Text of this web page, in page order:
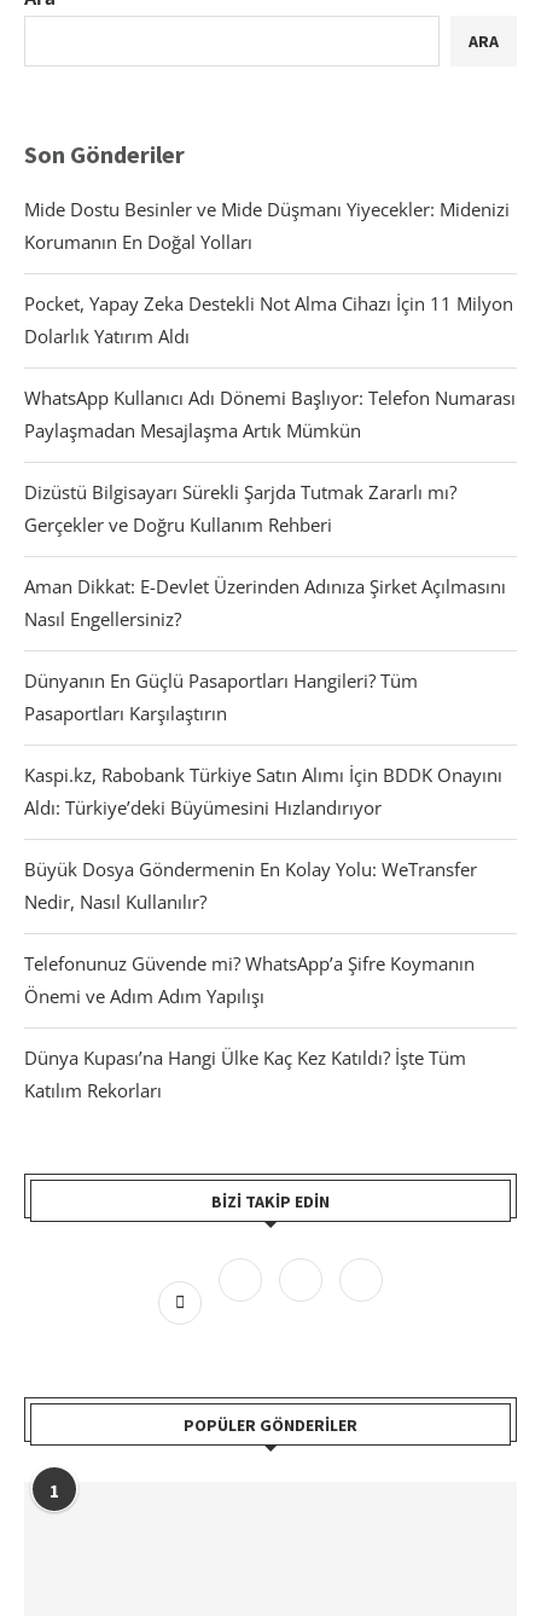
ARA
Son Gönderiler
Mide Dostu Besinler ve Mide Düşmanı Yiyecekler: Midenizi
Korumanın En Doğal Yolları
Pocket, Yapay Zeka Destekli Not Alma Cihazı İçin 11 Milyon
Dolarlık Yatırım Aldı
WhatsApp Kullanıcı Adı Dönemi Başlıyor: Telefon Numarası
Paylaşmadan Mesajlaşma Artık Mümkün
Dizüstü Bilgisayarı Sürekli Şarjda Tutmak Zararlı mı?
Gerçekler ve Doğru Kullanım Rehberi
Aman Dikkat: E-Devlet Üzerinden Adınıza Şirket Açılmasını
Nasıl Engellersiniz?
Dünyanın En Güçlü Pasaportları Hangileri? Tüm
Pasaportları Karşılaştırın
Kaspi.kz, Rabobank Türkiye Satın Alımı İçin BDDK Onayını
Aldı: Türkiye’deki Büyümesini Hızlandırıyor
Büyük Dosya Göndermenin En Kolay Yolu: WeTransfer
Nedir, Nasıl Kullanılır?
Telefonunuz Güvende mi? WhatsApp’a Şifre Koymanın
Önemi ve Adım Adım Yapılışı
Dünya Kupası’na Hangi Ülke Kaç Kez Katıldı? İşte Tüm
Katılım Rekorları
BIZI TAKIP EDIN
POPÜLER GÖNDERILER
1